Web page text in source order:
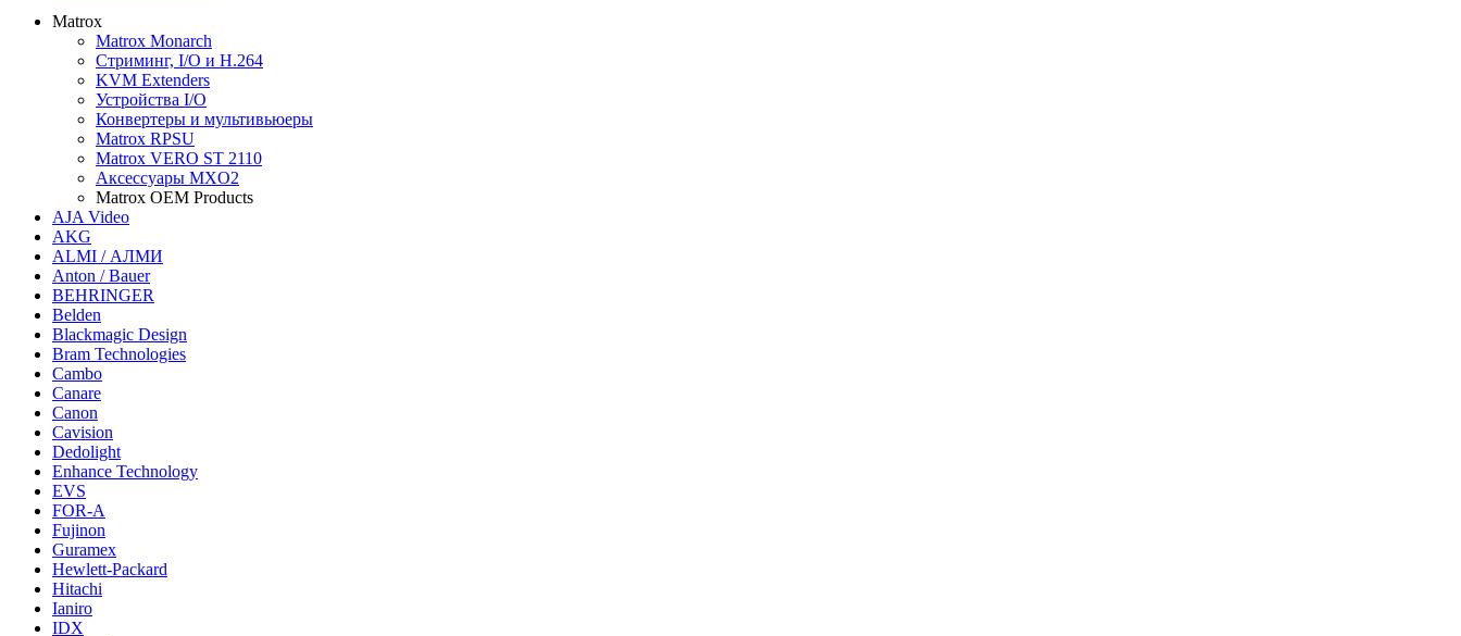
Matrox
Matrox Monarch
Cтриминг, I/O и H.264
KVM Extenders
Устройства I/O
Конвертеры и мультивьюеры
Matrox RPSU
Matrox VERO ST 2110
Аксессуары MXO2
Matrox OEM Products
AJA Video
AKG
ALMI / АЛМИ
Anton / Bauer
BEHRINGER
Belden
Blackmagic Design
Bram Technologies
Cambo
Canare
Canon
Cavision
Dedolight
Enhance Technology
EVS
FOR-A
Fujinon
Guramex
Hewlett-Packard
Hitachi
Ianiro
IDX